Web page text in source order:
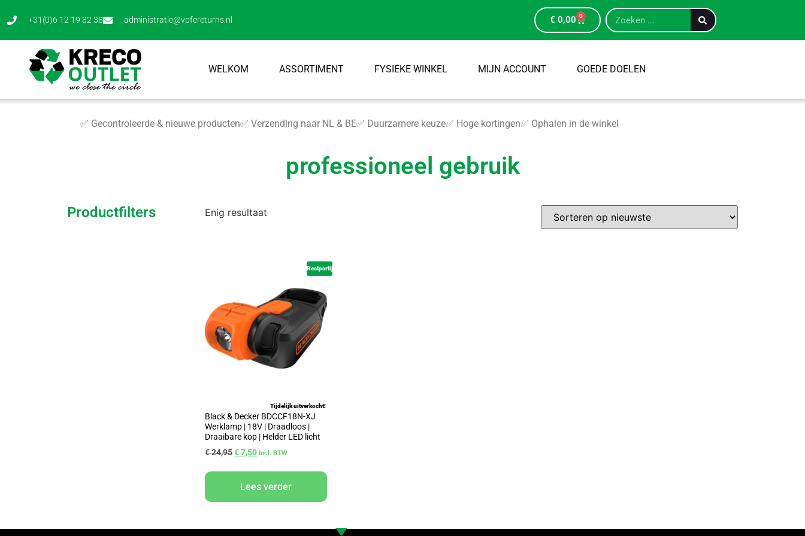
+31(0)6 12 19 82 38 administratie@vpfereturns.nl € 0,00 0
WELKOM ASSORTIMENT FYSIEKE WINKEL MIJN ACCOUNT GOEDE DOELEN
✅ Gecontroleerde & nieuwe producten✅ Verzending naar NL & BE✅ Duurzamere keuze✅ Hoge kortingen✅ Ophalen in de winkel
professioneel gebruik
Productfilters Enig resultaat
Restpartij
Tijdelijk uitverkocht!
Black & Decker BDCCF18N-XJ
Werklamp | 18V | Draadloos |
Draaibare kop | Helder LED licht
€24,95€7,50 Incl. BTW
Lees verder